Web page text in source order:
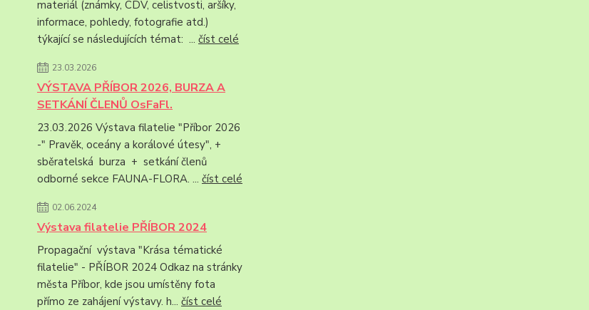
materiál (známky, CDV, celistvosti, aršíky,
informace, pohledy, fotografie atd.)
týkající se následujících témat: ... číst celé
23.03.2026
VÝSTAVA PŘÍBOR 2026, BURZA A
SETKÁNÍ ČLENŮ OsFaFl.
23.03.2026 Výstava filatelie "Příbor 2026
-" Pravěk, oceány a korálové útesy", +
sběratelská burza + setkání členů
odborné sekce FAUNA-FLORA. ... číst celé
02.06.2024
Výstava filatelie PŘÍBOR 2024
Propagační výstava "Krása tématické
filatelie" - PŘÍBOR 2024 Odkaz na stránky
města Příbor, kde jsou umístěny fota
přímo ze zahájení výstavy. h... číst celé